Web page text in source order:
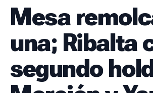
CALENDARIO
POSICIONES
NOTICIAS
POSTEMPORADA
POSICIONES
SUBVALORADOS DEL BÉISBOL CUBANO
Mesa
una; Ribalta
segundo